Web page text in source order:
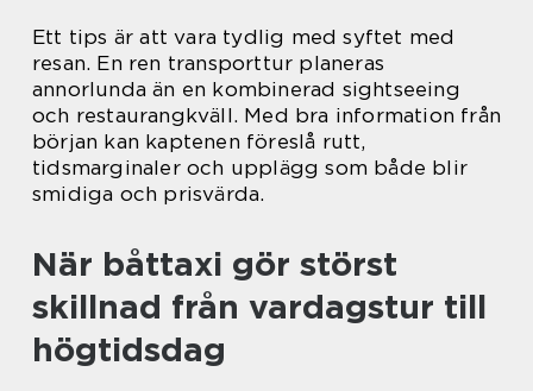
Ett tips är att vara tydlig med syftet med
resan. En ren transporttur planeras
annorlunda än en kombinerad sightseeing
och restaurangkväll. Med bra information från
början kan kaptenen föreslå rutt,
tidsmarginaler och upplägg som både blir
smidiga och prisvärda.
När båttaxi gör störst
skillnad från vardagstur till
högtidsdag